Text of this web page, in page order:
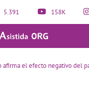
5.391 158K
Consecuencias negativas del consumo de paracetamol en el embarazo.
afirma el efecto negativo del